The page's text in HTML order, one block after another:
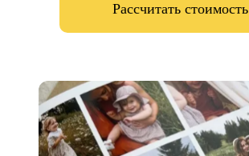
Рассчитать стоимость